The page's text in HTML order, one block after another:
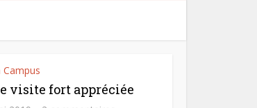
Campus
visite fort appréciée